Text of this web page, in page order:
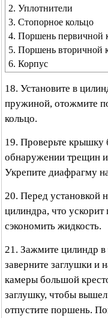
2. Уплотнители
3. Стопорное кольцо
4. Поршень первичной
5. Поршень вторичной
6. Корпус
18. Установите в
пружиной, отожмите
кольцо.
19. Проверьте крышку
обнаружении трещин
Укрепите диафрагму
20. Перед установкой
цилиндра, что ускорит
сэкономить жидкость.
21. Зажмите цилиндр в
заверните заглушки и
камеры большой
заглушку, чтобы
отпустите поршень.